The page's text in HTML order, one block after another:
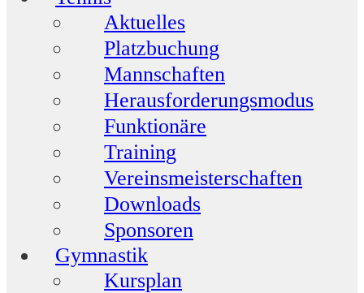
Aktuelles
Platzbuchung
Mannschaften
Herausforderungsmodus
Funktionäre
Training
Vereinsmeisterschaften
Downloads
Sponsoren
Gymnastik
Kursplan